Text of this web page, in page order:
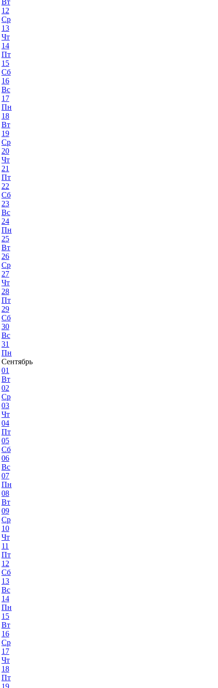
12
Ср
13
Чт
14
Пт
15
Сб
16
Вс
17
Пн
18
Вт
19
Ср
20
Чт
21
Пт
22
Сб
23
Вс
24
Пн
25
Вт
26
Ср
27
Чт
28
Пт
29
Сб
30
Вс
31
Пн
Сентябрь
01
Вт
02
Ср
03
Чт
04
Пт
05
Сб
06
Вс
07
Пн
08
Вт
09
Ср
10
Чт
11
Пт
12
Сб
13
Вс
14
Пн
15
Вт
16
Ср
17
Чт
18
Пт
19